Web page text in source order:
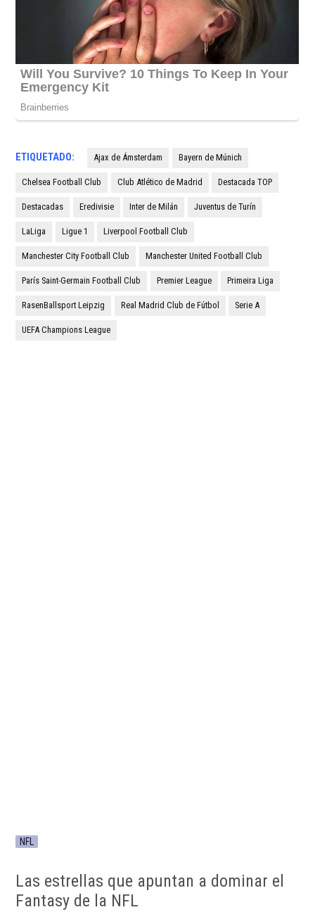
ETIQUETADO: Ajax de Ámsterdam Bayern de Múnich
Chelsea Football Club Club Atlético de Madrid Destacada TOP
Destacadas Eredivisie Inter de Milán Juventus de Turín
LaLiga Ligue 1 Liverpool Football Club
Manchester City Football Club Manchester United Football Club
París Saint-Germain Football Club Premier League Primeira Liga
RasenBallsport Leipzig Real Madrid Club de Fútbol Serie A
UEFA Champions League
NFL
Las estrellas que apuntan a dominar el
Fantasy de la NFL